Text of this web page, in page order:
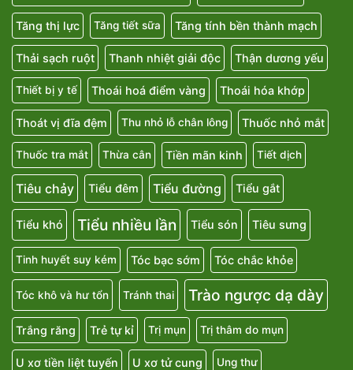
Tăng thị lực Tăng tiết sữa Tăng tính bền thành mạch
Thải sạch ruột Thanh nhiệt giải độc Thận dương yếu
Thiết bị y tế Thoái hoá điểm vàng Thoái hóa khớp
Thoát vị đĩa đệm Thu nhỏ lỗ chân lông Thuốc nhỏ mắt
Thuốc tra mắt Thừa cân Tiền mãn kinh Tiết dịch
Tiêu chảy Tiểu đêm Tiểu đường Tiểu gắt
Tiểu khó Tiểu nhiều lần Tiểu són Tiêu sưng
Tinh huyết suy kém Tóc bạc sớm Tóc chắc khỏe
Tóc khô và hư tổn Tránh thai Trào ngược dạ dày
Trắng răng Trẻ tự kỉ Trị mụn Trị thâm do mụn
U xơ tiền liệt tuyến U xơ tử cung Ung thư